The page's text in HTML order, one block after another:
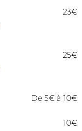
23€
25€
De 5€ à 10€
10€